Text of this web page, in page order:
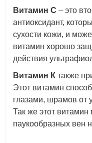
Витамин С – это
антиоксидант,
сухости кожи, и
витамин хорошо
действия
Витамин К также
Этот витамин
глазами, шрамов от
Так же этот витамин
паукообразных вен